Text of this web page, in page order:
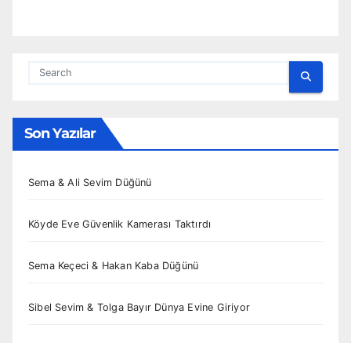
Son Yazılar
Sema & Ali Sevim Düğünü
Köyde Eve Güvenlik Kamerası Taktırdı
Sema Keçeci & Hakan Kaba Düğünü
Sibel Sevim & Tolga Bayır Dünya Evine Giriyor